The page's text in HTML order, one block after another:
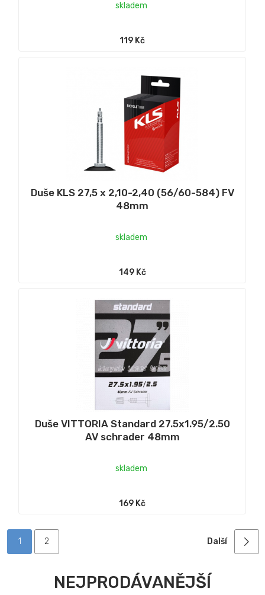
skladem
119 Kč
Duše KLS 27,5 x 2,10-2,40 (56/60-584) FV
48mm
skladem
149 Kč
Duše VITTORIA Standard 27.5x1.95/2.50
AV schrader 48mm
skladem
169 Kč
1 2 Další
NEJPRODÁVANĚJŠÍ